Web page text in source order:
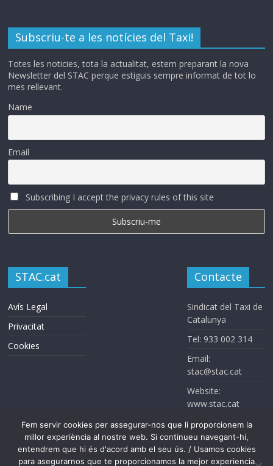
Subscriu-te a les notícies del Taxi!
Totes les noticies, tota la actualitat, estem preparant la nova
Newsletter del STAC perque estiguis sempre informat de tot lo
mes rellevant.
Name
Email
Subscribing I accept the privacy rules of this site
STAC.cat
Avís Legal
Privacitat
Cookies
Contacte
Sindicat del Taxi de
Catalunya
Tel: 933 002 314
Email:
stac@stac.cat
Website:
www.stac.cat
Fem servir cookies per assegurar-nos que li proporcionem la
millor experiència al nostre web. Si continueu navegant-hi,
entendrem que hi és d'acord amb el seu ús. / Usamos cookies
para asegurarnos que te proporcionamos la mejor experiencia